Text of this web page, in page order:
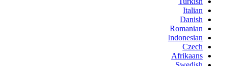
Italian
Danish
Romanian
Indonesian
Czech
Afrikaans